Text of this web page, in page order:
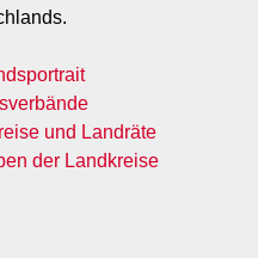
und Landräte
der Landkreise